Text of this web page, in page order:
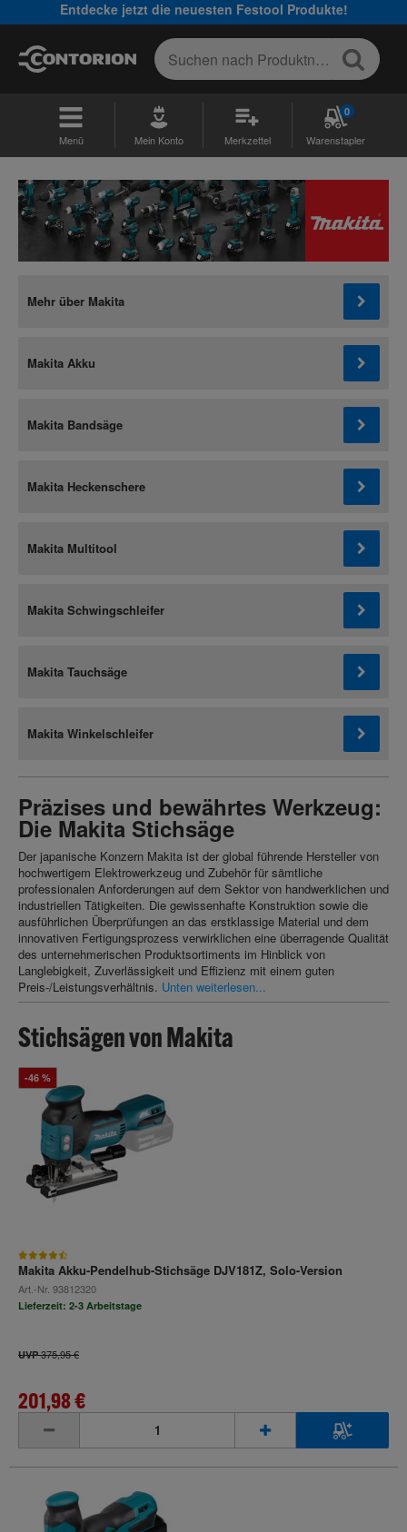
Entdecke jetzt die neuesten Festool Produkte!
Menü Mein Konto Merkzettel
0
Warenstapler
Mehr über Makita
Makita Akku
Makita Bandsäge
Makita Heckenschere
Makita Multitool
Makita Schwingschleifer
Makita Tauchsäge
Makita Winkelschleifer
Präzises und bewährtes Werkzeug:
Die Makita Stichsäge
Der japanische Konzern Makita ist der global führende Hersteller von
hochwertigem Elektrowerkzeug und Zubehör für sämtliche
professionalen Anforderungen auf dem Sektor von handwerklichen und
industriellen Tätigkeiten. Die gewissenhafte Konstruktion sowie die
ausführlichen Überprüfungen an das erstklassige Material und dem
innovativen Fertigungsprozess verwirklichen eine überragende Qualität
des unternehmerischen Produktsortiments im Hinblick von
Langlebigkeit, Zuverlässigkeit und Effizienz mit einem guten
Preis-/Leistungsverhältnis. Unten weiterlesen...
Stichsägen von Makita
-46 %
Makita Akku-Pendelhub-Stichsäge DJV181Z, Solo-Version
Art.-Nr. 93812320
Lieferzeit: 2-3 Arbeitstage
UVP375,95 €
201,98 €